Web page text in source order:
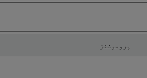
پروموشنز